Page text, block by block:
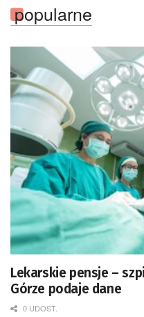
popularne
Lekarskie pensje –
Górze podaje dane
0 UDOST.